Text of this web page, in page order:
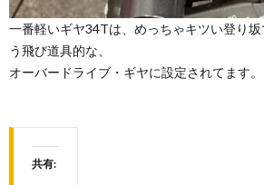
一番軽いギヤ34Tは、めっちゃキツい登り
う飛び道具的な、
オーバードライブ・ギヤに設定されてます。
共有: